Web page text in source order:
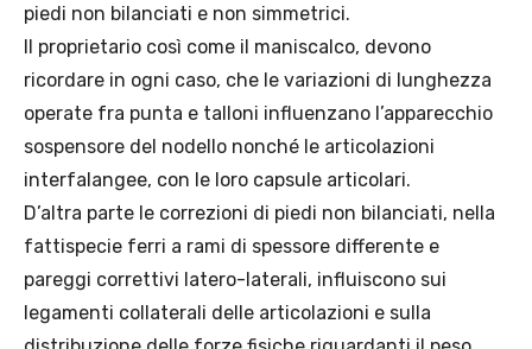
piedi non bilanciati e non simmetrici.
Il proprietario così come il maniscalco, devono
ricordare in ogni caso, che le variazioni di lunghezza
operate fra punta e talloni influenzano l’apparecchio
sospensore del nodello nonché le articolazioni
interfalangee, con le loro capsule articolari.
D’altra parte le correzioni di piedi non bilanciati, nella
fattispecie ferri a rami di spessore differente e
pareggi correttivi latero-laterali, influiscono sui
legamenti collaterali delle articolazioni e sulla